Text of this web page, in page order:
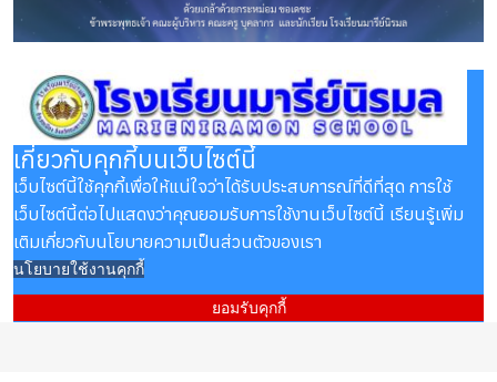
เกี่ยวกับคุกกี้บนเว็บไซต์นี้
เว็บไซต์นี้ใช้คุกกี้เพื่อให้แน่ใจว่าได้รับประสบการณ์ที่ดีที่สุด การใช้
เว็บไซต์นี้ต่อไปแสดงว่าคุณยอมรับการใช้งานเว็บไซต์นี้ เรียนรู้เพิ่ม
เติมเกี่ยวกับนโยบายความเป็นส่วนตัวของเรา
นโยบายใช้งานคุกกี้
ยอมรับคุกกี้